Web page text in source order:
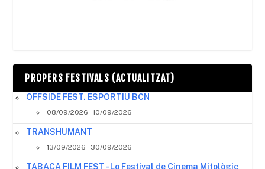
PROPERS FESTIVALS (ACTUALITZAT)
OFFSIDE FEST. ESPORTIU BCN
08/09/2026 - 10/09/2026
TRANSHUMANT
13/09/2026 - 30/09/2026
TABACA FILM FEST - Lo Festival de Cinema Mitològic